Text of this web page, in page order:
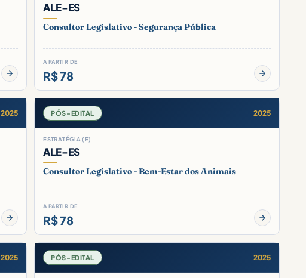
ALE-ES
Consultor Legislativo - Segurança Pública
A PARTIR DE
R$ 78
2025 PÓS-EDITAL 2025
ESTRATÉGIA (E)
ALE-ES
Consultor Legislativo - Bem-Estar dos Animais
A PARTIR DE
R$ 78
2025 PÓS-EDITAL 2025